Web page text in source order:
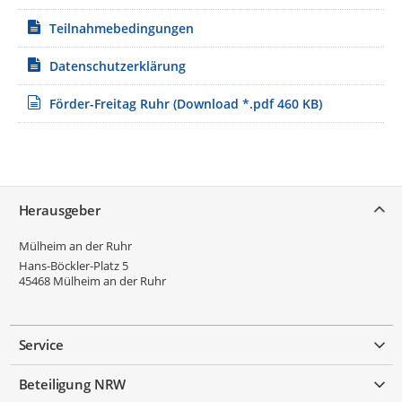
Teilnahmebedingungen
Datenschutzerklärung
Förder-Freitag Ruhr (Download *.pdf 460 KB)
Herausgeber
Mülheim an der Ruhr
Hans-Böckler-Platz 5
45468 Mülheim an der Ruhr
Service
Beteiligung NRW